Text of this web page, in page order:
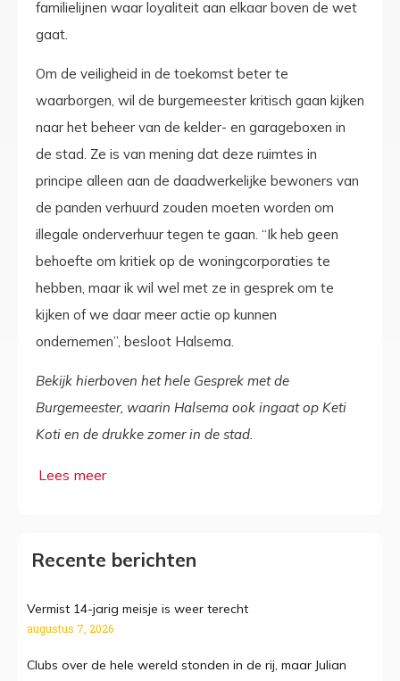
familielijnen waar loyaliteit aan elkaar boven de wet
gaat.
Om de veiligheid in de toekomst beter te
waarborgen, wil de burgemeester kritisch gaan kijken
naar het beheer van de kelder- en garageboxen in
de stad. Ze is van mening dat deze ruimtes in
principe alleen aan de daadwerkelijke bewoners van
de panden verhuurd zouden moeten worden om
illegale onderverhuur tegen te gaan. “Ik heb geen
behoefte om kritiek op de woningcorporaties te
hebben, maar ik wil wel met ze in gesprek om te
kijken of we daar meer actie op kunnen
ondernemen”, besloot Halsema.
Bekijk hierboven het hele Gesprek met de
Burgemeester, waarin Halsema ook ingaat op Keti
Koti en de drukke zomer in de stad.
Recente berichten
Vermist 14-jarig meisje is weer terecht
augustus 7, 2026
Clubs over de hele wereld stonden in de rij, maar Julian